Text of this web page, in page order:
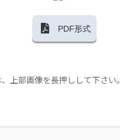
PDF形式
上部画像を長押しして下さい。